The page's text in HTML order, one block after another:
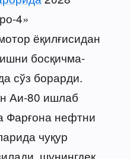
4»
ёқилғисидан
босқичма-
сўз борарди.
Аи-80 ишлаб
Фарғона нефтни
чуқур
шунингдек,